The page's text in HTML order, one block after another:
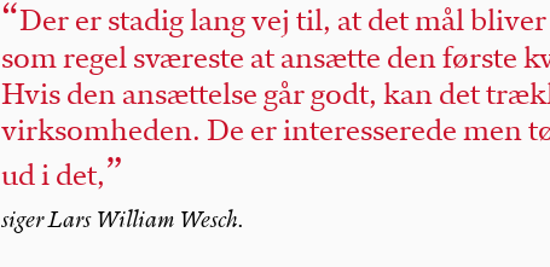
Der er stadig lang vej til, at det mål
som regel sværeste at ansætte den første
Hvis den ansættelse går godt, kan det
virksomheden. De er interesserede men
ud i det,
siger Lars William Wesch.